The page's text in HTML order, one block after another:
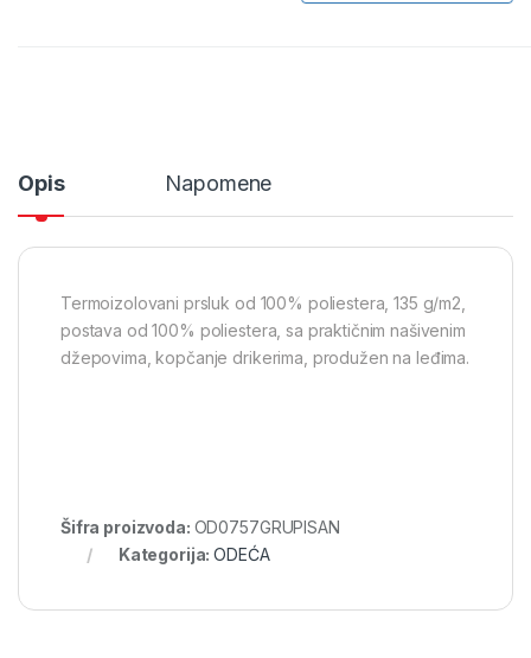
Opis Napomene
Termoizolovani prsluk od 100% poliestera, 135 g/m2,
postava od 100% poliestera, sa praktičnim našivenim
džepovima, kopčanje drikerima, produžen na leđima.
Šifra proizvoda: OD0757GRUPISAN
Kategorija:ODEĆA